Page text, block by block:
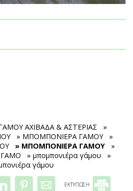
ΝΟΝΩΝ
ΚΟΡΙΤΣΙγάμου
λαμπάδες
ΑΧΙΒΑΔΑ & ΑΣΤΕΡΙΑΣ
»
» ΜΠΟΜΠΟΝΙΕΡΑ ΓΑΜΟΥ
»
» ΜΠΟΜΠΟΝΙΕΡΑ ΓΑΜΟΥ
»
ΓΑΜΟ
» μπομπονιέρα γάμου
»
γάμου
ΕΚΤΥΠΩΣΗ